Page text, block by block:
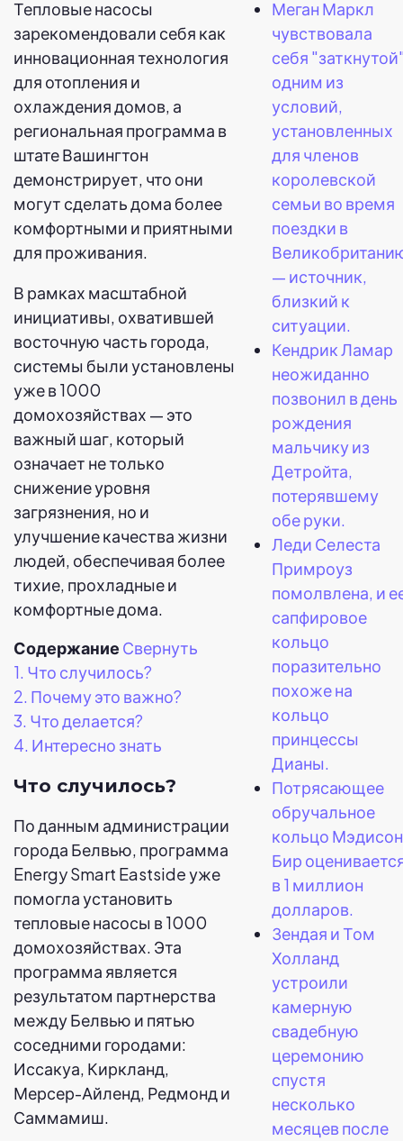
Тепловые насосы
зарекомендовали себя как
инновационная технология
для отопления и
охлаждения домов, а
региональная программа в
штате Вашингтон
демонстрирует, что они
могут сделать дома более
комфортными и приятными
для проживания.
В рамках масштабной
инициативы, охватившей
восточную часть города,
системы были установлены
уже в 1000
домохозяйствах — это
важный шаг, который
означает не только
снижение уровня
загрязнения, но и
улучшение качества жизни
людей, обеспечивая более
тихие, прохладные и
комфортные дома.
Содержание Свернуть
1. Что случилось?
2. Почему это важно?
3. Что делается?
4. Интересно знать
Что случилось?
По данным администрации
города Белвью, программа
Energy Smart Eastside уже
помогла установить
тепловые насосы в 1000
домохозяйствах. Эта
программа является
результатом партнерства
между Белвью и пятью
соседними городами:
Иссакуа, Киркланд,
Мерсер-Айленд, Редмонд и
Саммамиш.
Меган Маркл
чувствовала
себя
одним из
условий,
установленных
для членов
королевской
семьи во время
поездки в
— источник,
близкий к
ситуации.
Кендрик Ламар
неожиданно
позвонил в день
рождения
мальчику из
Детройта,
потерявшему
обе руки.
Леди Селеста
Примроуз
помолвлена, и
сапфировое
кольцо
поразительно
похоже на
кольцо
принцессы
Дианы.
Потрясающее
обручальное
кольцо Мэдисон
Бир
в 1 миллион
долларов.
Зендая и Том
Холланд
устроили
камерную
свадебную
церемонию
спустя
несколько
месяцев после